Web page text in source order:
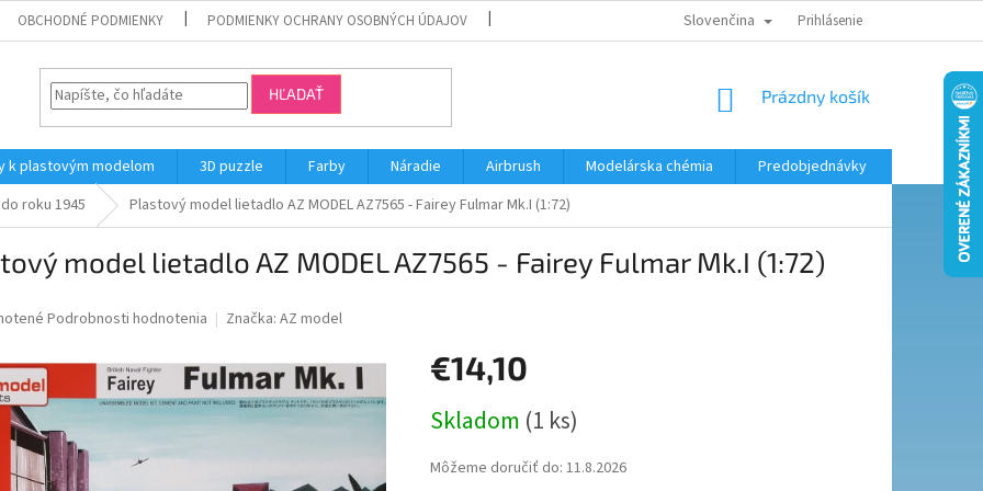
OBCHODNÉ PODMIENKY PODMIENKY OCHRANY OSOBNÝCH ÚDAJOV MODELÁRSKY KRÚŽOK
Slovenčina Prihlásenie
HĽADAŤ
NÁKUPNÝ
Prázdny košík
k plastovým modelom 3D puzzle Farby Náradie Airbrush Modelárska chémia
Predobjednávky
roku 1945 Plastový model lietadlo AZ MODEL AZ7565 - Fairey Fulmar Mk.I (1:72)
model lietadlo AZ MODEL AZ7565 - Fairey Fulmar Mk.I (1:72)
Podrobnosti hodnotenia Značka: AZ model
€14,10
cena:
Skladom (1 ks)
Môžeme doručiť do: 11.8.2026